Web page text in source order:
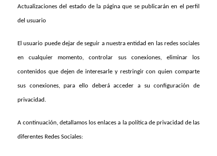
Actualizaciones del estado de la página que se publicarán en el perfil
del usuario
El usuario puede dejar de seguir a nuestra entidad en las redes sociales
en cualquier momento, controlar sus conexiones, eliminar los
contenidos que dejen de interesarle y restringir con quien comparte
sus conexiones, para ello deberá acceder a su configuración de
privacidad.
A continuación, detallamos los enlaces a la política de privacidad de las
diferentes Redes Sociales: